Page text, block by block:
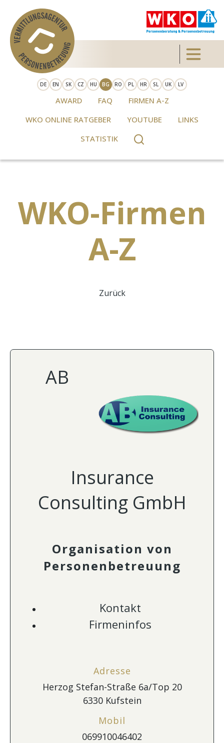
Skip to main content Toggle
DE EN SK CZ HU BG RO PL HR SL UK LV
AWARD FAQ
FIRMEN A-Z
WKO ONLINE RATGEBER
YOUTUBE
LINKS
STATISTIK
WKO-Firmen
A-Z
Zurück
AB
Insurance
Consulting GmbH
Organisation von
Personenbetreuung
Kontakt
Firmeninfos
Adresse
Herzog Stefan-Straße 6a/Top 20
6330 Kufstein
Mobil
069910046402